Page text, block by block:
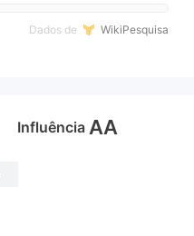
Dados de WikiPesquisa
Influência AA